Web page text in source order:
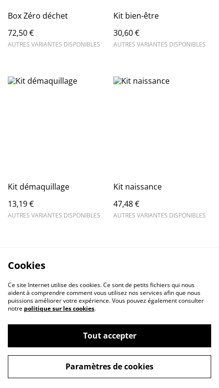
Box Zéro déchet
72,50 €
AUTRES VARIANTES DISPONIBLES
Kit bien-être
30,60 €
AUTRES VARIANTES DISPONIBLES
Kit démaquillage
13,19 €
AUTRES VARIANTES DISPONIBLES
Kit naissance
47,48 €
AUTRES VARIANTES DISPONIBLES
Privacy Policy
Cookie Policy
Cookies
Ce site Internet utilise des cookies. Ce sont de petits fichiers qui nous
aident à comprendre comment vous utilisez nos services afin que nous
puissions améliorer votre expérience. Vous pouvez également consulter
notre politique sur les cookies.
Tout accepter
Paramètres de cookies